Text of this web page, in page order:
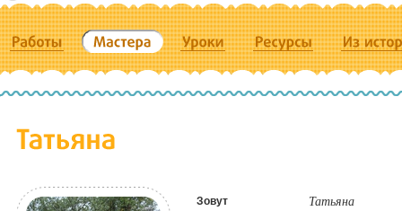
Зовут Татьяна